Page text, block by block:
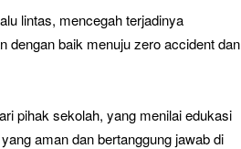
lintas, mencegah terjadinya
dengan baik menuju zero accident dan
pihak sekolah, yang menilai edukasi
aman dan bertanggung jawab di